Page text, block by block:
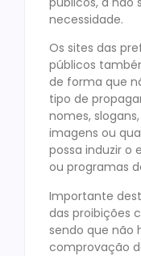
necessidade.
Os sites das
públicos
de forma que
tipo de
nomes,
imagens ou
possa induzir o
ou programas
Importante
das proibições
sendo que não
comprovação